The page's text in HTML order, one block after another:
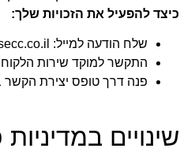
כיצד להפעיל את הזכויות שלך:
שלח הודעה למייל: support@smartsecc.co.il
התקשר למוקד שירות הלקוחות: 03-
פנה דרך טופס יצירת
שינויים